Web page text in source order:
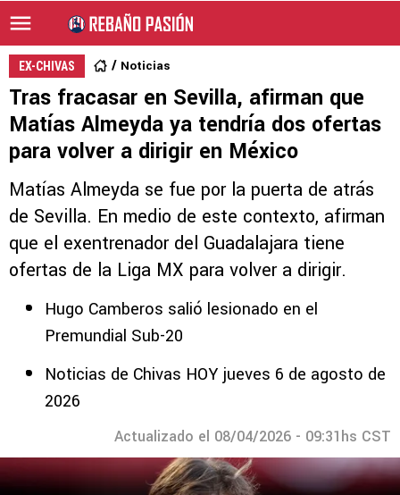
EX-CHIVAS Noticias
Tras fracasar en Sevilla, afirman que
Matías Almeyda ya tendría dos ofertas
para volver a dirigir en México
Matías Almeyda se fue por la puerta de atrás
de Sevilla. En medio de este contexto, afirman
que el exentrenador del Guadalajara tiene
ofertas de la Liga MX para volver a dirigir.
Hugo Camberos salió lesionado en el
Premundial Sub-20
Noticias de Chivas HOY jueves 6 de agosto de
2026
Actualizado el 08/04/2026 - 09:31hs CST